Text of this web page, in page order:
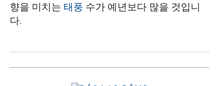
향을 미치는 태풍 수가 예년보다 많을 것입니
다.